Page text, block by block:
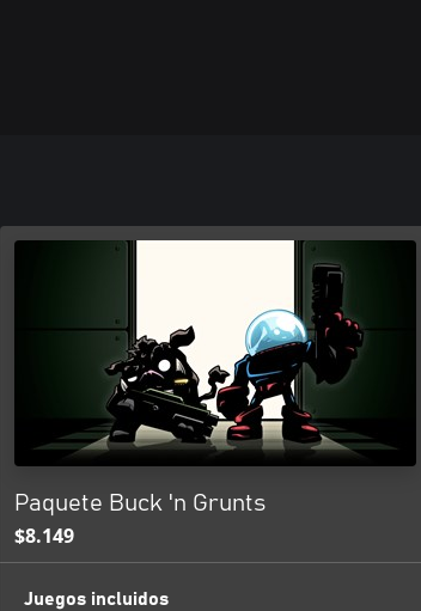
Paquete Buck 'n Grunts
$8.149
Juegos incluidos